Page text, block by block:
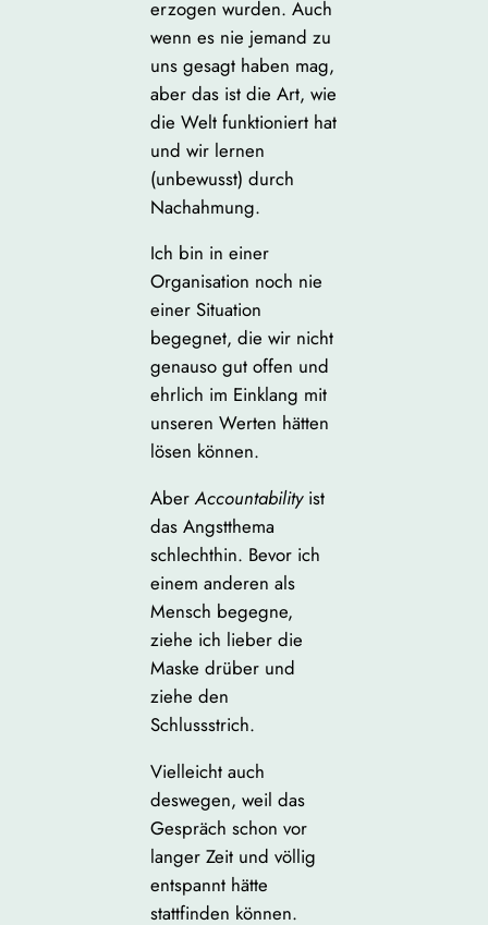
erzogen wurden. Auch
wenn es nie jemand zu
uns gesagt haben mag,
aber das ist die Art, wie
die Welt funktioniert hat
und wir lernen
(unbewusst) durch
Nachahmung.
Ich bin in einer
Organisation noch nie
einer Situation
begegnet, die wir nicht
genauso gut offen und
ehrlich im Einklang mit
unseren Werten hätten
lösen können.
AberAccountability ist
das Angstthema
schlechthin. Bevor ich
einem anderen als
Mensch begegne,
ziehe ich lieber die
Maske drüber und
ziehe den
Schlussstrich.
Vielleicht auch
deswegen, weil das
Gespräch schon vor
langer Zeit und völlig
entspannt hätte
stattfinden können.